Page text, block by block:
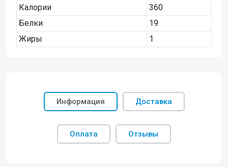
Калории
360
Белки
19
Жиры
1
Информация Доставка
Оплата Отзывы